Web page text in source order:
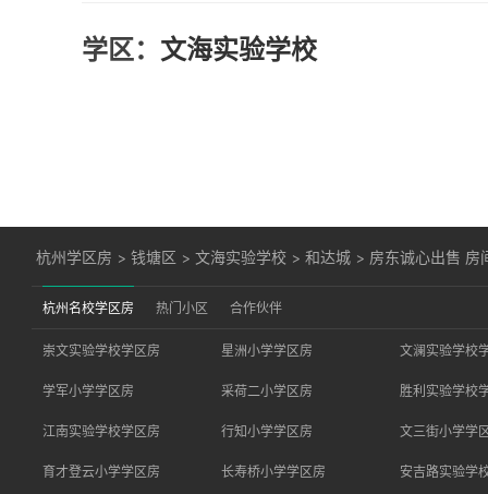
学区：文海实验学校
杭州学区房 >钱塘区 >文海实验学校 >和达城 > 房东诚心出售 房
杭州名校学区房 热门小区 合作伙伴
崇文实验学校学区房 星洲小学学区房 文澜实验学校
学军小学学区房 采荷二小学区房 胜利实验学校
江南实验学校学区房 行知小学学区房 文三街小学学
育才登云小学学区房 长寿桥小学学区房 安吉路实验学